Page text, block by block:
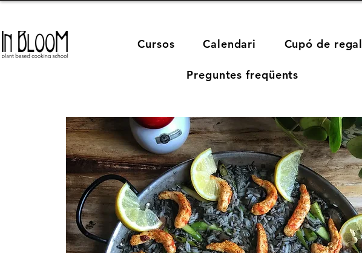
Cursos Calendari Cupó de regal
Preguntes freqüents